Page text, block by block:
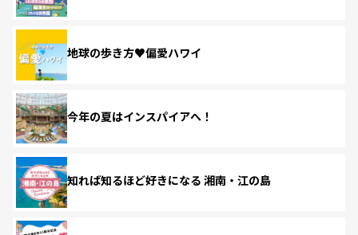
地球の歩き方♥偏愛ハワイ
今年の夏はインスパイアへ！
知れば知るほど好きになる 湘南・江の島